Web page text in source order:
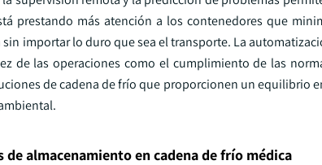
prestando más atención a los contenedores que
importar lo duro que sea el transporte. La
de las operaciones como el cumplimiento de las
de cadena de frío que proporcionen un equilibrio
almacenamiento en cadena de frío médica